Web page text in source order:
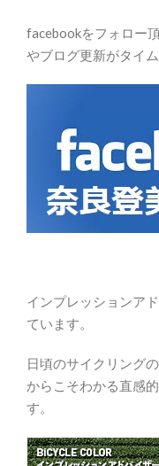
facebookをフォロー
やブログ更新がタイ
インプレッションア
ています。
日頃のサイクリング
からこそわかる直感
す。